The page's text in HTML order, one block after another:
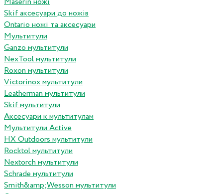
Skif аксесуари до ножів
Ontario ножі та аксесуари
Мультитули
Ganzo мультитули
NexTool мультитули
Roxon мультитули
Victorinox мультитули
Leatherman мультитули
Skif мультитули
Аксесуари к мультитулам
Мультитули Active
HX Outdoors мультитули
Rocktol мультитули
Nextorch мультитули
Schrade мультитули
Smith&amp;Wesson мультитули